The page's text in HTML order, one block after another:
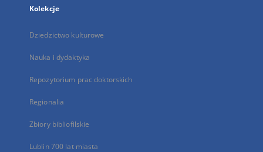
Kolekcje
Dziedzictwo kulturowe
Nauka i dydaktyka
Repozytorium prac doktorskich
Regionalia
Zbiory bibliofilskie
Lublin 700 lat miasta